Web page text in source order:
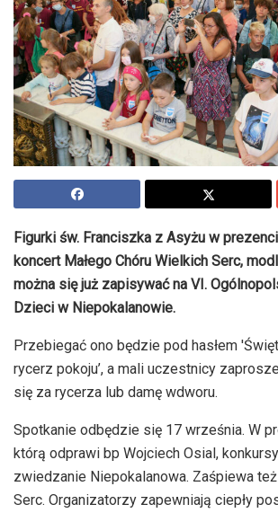
Figurki św. Franciszka z Asyżu w
koncert Małego Chóru Wielkich Serc,
można się już zapisywać na VI.
Dzieci w Niepokalanowie.
Przebiegać ono będzie pod hasłem
rycerz pokoju’, a mali uczestnicy
się za rycerza lub damę wdworu.
Spotkanie odbędzie się 17 września. W
którą odprawi bp Wojciech Osial,
zwiedzanie Niepokalanowa. Zaśpiewa
Serc. Organizatorzy zapewniają ciepły